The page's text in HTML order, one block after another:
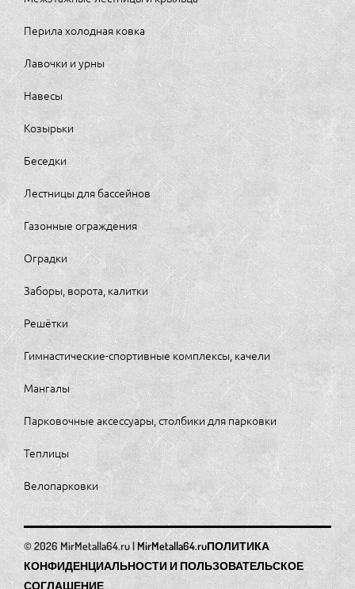
Перила холодная ковка
Лавочки и урны
Навесы
Козырьки
Беседки
Лестницы для бассейнов
Газонные ограждения
Оградки
Заборы, ворота, калитки
Решётки
Гимнастические-спортивные комплексы, качели
Мангалы
Парковочные аксессуары, столбики для парковки
Теплицы
Велопарковки
MirMetalla64.ruПОЛИТИКА
КОНФИДЕНЦИАЛЬНОСТИ И ПОЛЬЗОВАТЕЛЬСКОЕ
СОГЛАШЕНИЕ